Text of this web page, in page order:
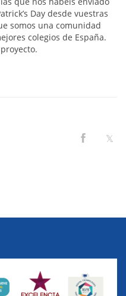
Day desde vuestras
somos una comunidad
colegios de España.